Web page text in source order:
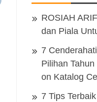
ROSIAH
dan Piala
7
Pilihan
on Katalog
7 Tips